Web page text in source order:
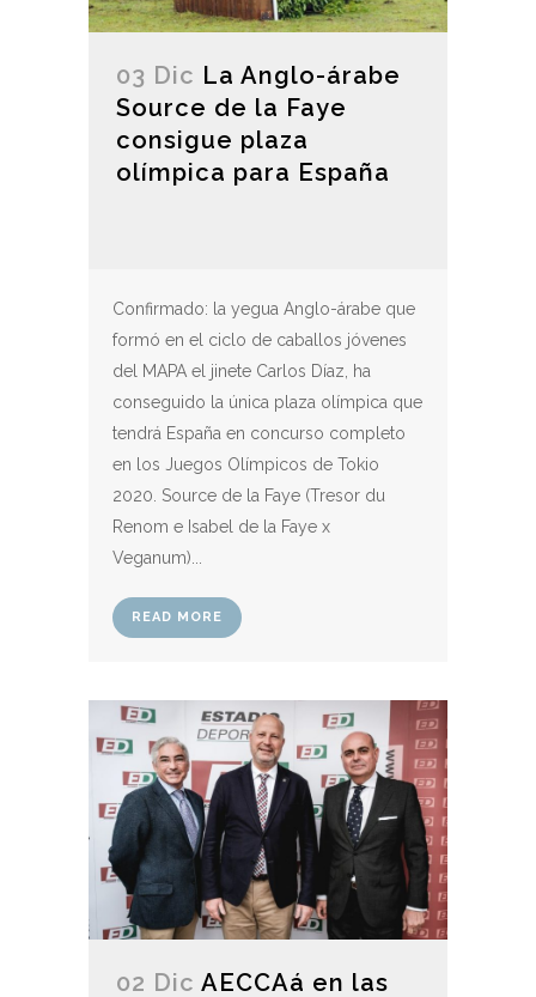
03 Dic La Anglo-árabe
Source de la Faye
consigue plaza
olímpica para España
Confirmado: la yegua Anglo-árabe que
formó en el ciclo de caballos jóvenes
del MAPA el jinete Carlos Díaz, ha
conseguido la única plaza olímpica que
tendrá España en concurso completo
en los Juegos Olímpicos de Tokio
2020. Source de la Faye (Tresor du
Renom e Isabel de la Faye x
Veganum)...
READ MORE
02 Dic AECCAá en las